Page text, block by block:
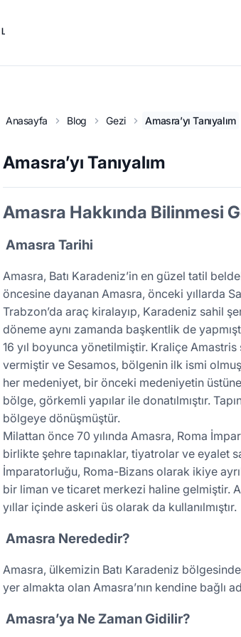
Anasayfa Blog Gezi Amasra’yı Tanıyalım
Amasra’yı Tanıyalım
Amasra Hakkında Bilinmesi
Amasra Tarihi
Amasra, Batı Karadeniz’in en güzel tatil
öncesine dayanan Amasra, önceki yıllarda
Trabzon’da araç kiralayıp, Karadeniz sahil
döneme aynı zamanda başkentlik de
16 yıl boyunca yönetilmiştir. Kraliçe Amastris
vermiştir ve Sesamos, bölgenin ilk ismi
her medeniyet, bir önceki medeniyetin
bölge, görkemli yapılar ile donatılmıştır.
bölgeye dönüşmüştür.
Milattan önce 70 yılında Amasra, Roma
birlikte şehre tapınaklar, tiyatrolar ve eyalet
İmparatorluğu, Roma-Bizans olarak ikiye
bir liman ve ticaret merkezi haline gelmiştir.
yıllar içinde askeri üs olarak da kullanılmıştır.
Amasra Nerededir?
Amasra, ülkemizin Batı Karadeniz
yer almakta olan Amasra’nın kendine bağlı
Amasra’ya Ne Zaman Gidilir?